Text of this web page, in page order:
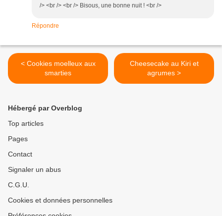
/> <br /> <br /> Bisous, une bonne nuit ! <br />
Répondre
< Cookies moelleux aux
smarties
Cheesecake au Kiri et
agrumes >
Hébergé par Overblog
Top articles
Pages
Contact
Signaler un abus
C.G.U.
Cookies et données personnelles